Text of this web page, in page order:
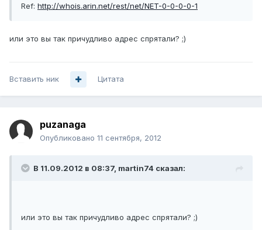
Ref: http://whois.arin.net/rest/net/NET-0-0-0-0-1
или это вы так причудливо адрес спрятали? ;)
Вставить ник Цитата
puzanaga
Опубликовано 11 сентября, 2012
В 11.09.2012 в 08:37, martin74 сказал:
или это вы так причудливо адрес спрятали? ;)